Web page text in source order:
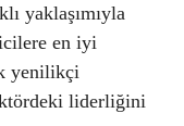
yaklaşımıyla
en iyi
yenilikçi
liderliğini